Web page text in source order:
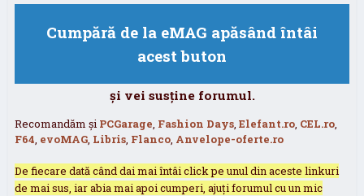
Cumpără de la eMAG apăsând întâi
acest buton
și vei susține forumul.
Recomandăm și PCGarage, Fashion Days, Elefant.ro, CEL.ro,
F64, evoMAG, Libris, Flanco, Anvelope-oferte.ro
De fiecare dată când dai mai întâi click pe unul din aceste linkuri
de mai sus, iar abia mai apoi cumperi, ajuți forumul cu un mic